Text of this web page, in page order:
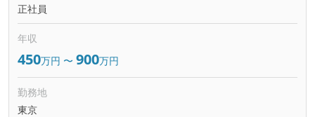
正社員
年収
450万円 〜 900万円
勤務地
東京